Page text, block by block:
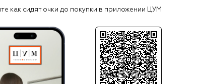
Все женские очки
Linda Farrow
как сидят очки до покупки в приложении ЦУМ